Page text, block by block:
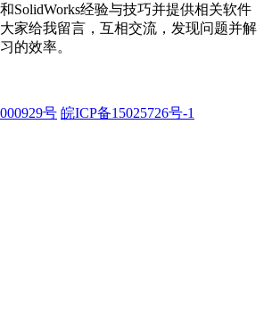
SolidWorks经验与技巧并提供相关软件
家给我留言，互相交流，发现问题并解
的效率。
号 皖ICP备15025726号-1